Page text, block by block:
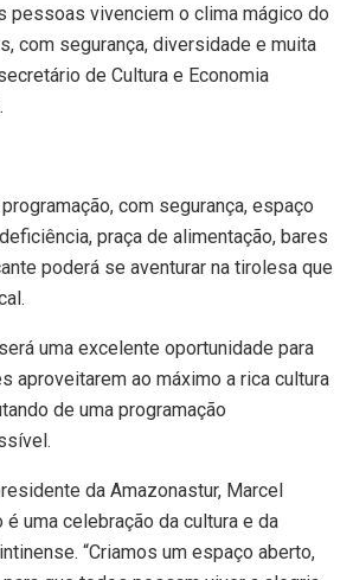
pessoas vivenciem o clima mágico do
com segurança, diversidade e muita
de Cultura e Economia
com segurança, espaço
praça de alimentação, bares
poderá se aventurar na tirolesa que
uma excelente oportunidade para
aproveitarem ao máximo a rica cultura
de uma programação
da Amazonastur, Marcel
uma celebração da cultura e da
“Criamos um espaço aberto,